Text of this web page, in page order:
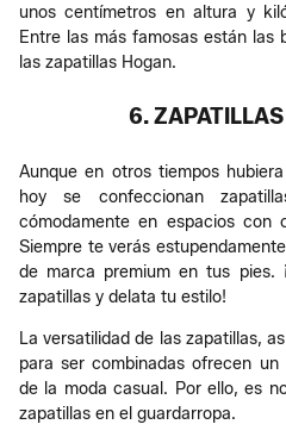
unos centímetros en altura y
Entre las más famosas están las
las zapatillas Hogan.
6.
Aunque en otros tiempos
hoy se confeccionan
cómodamente en espacios con
Siempre te verás
de marca premium en tus pies.
zapatillas y delata tu estilo!
La versatilidad de las zapatillas,
para ser combinadas ofrecen
de la moda casual. Por ello, es
zapatillas en el guardarropa.